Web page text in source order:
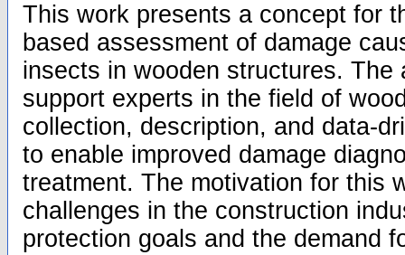
This work presents a concept for
based assessment of damage
insects in wooden structures. The
support experts in the field of
collection, description, and data-
to enable improved damage
treatment. The motivation for this
challenges in the construction
protection goals and the demand